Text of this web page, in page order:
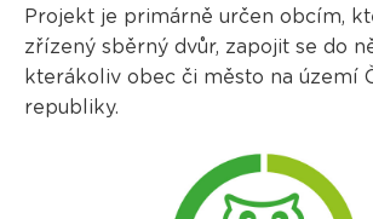
Projekt je primárně určen obcím,
zřízený sběrný dvůr, zapojit se do
kterákoliv obec či město na území
republiky.